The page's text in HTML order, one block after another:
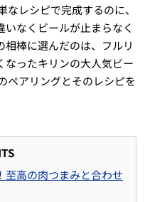
レシピで完成するのに、
なくビールが止まらなく
棒に選んだのは、フルリ
なったキリンの大人気ビー
ペアリングとそのレシピを
至高の肉つまみと合わせ